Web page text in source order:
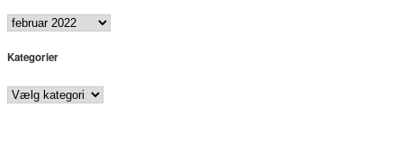
Arkiver
Kategorier
Kategorier